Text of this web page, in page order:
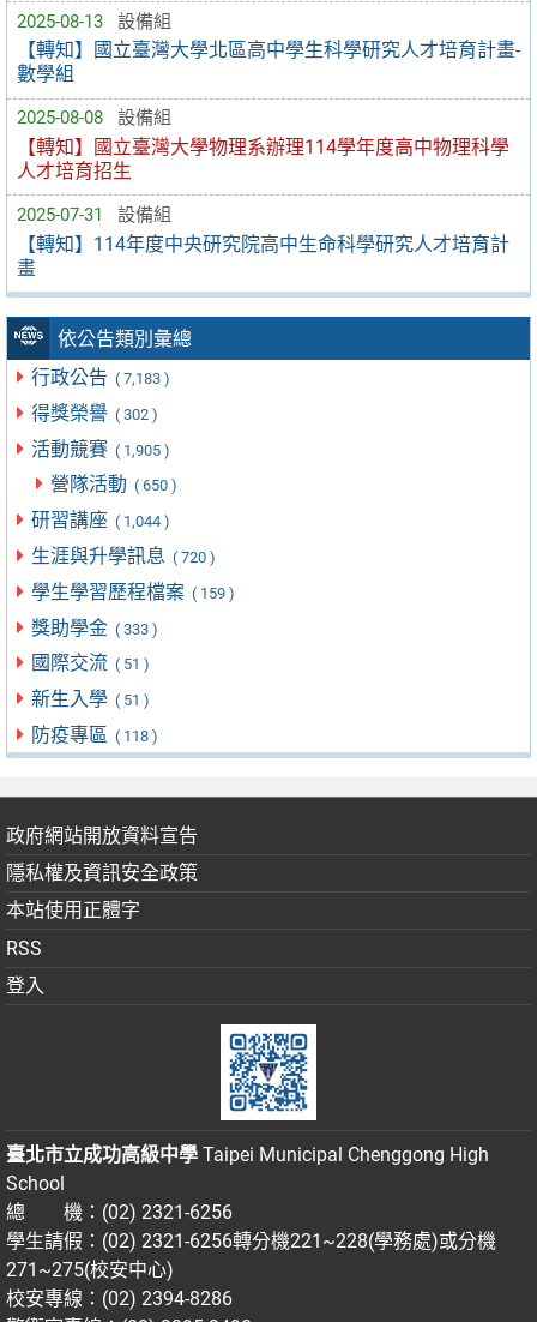
2025-08-13 設備組
【轉知】國立臺灣大學北區高中學生科學研究人才培育計畫-
數學組
2025-08-08 設備組
【轉知】國立臺灣大學物理系辦理114學年度高中物理科學
人才培育招生
2025-07-31 設備組
【轉知】114年度中央研究院高中生命科學研究人才培育計
畫
依公告類別彙總
行政公告 ( 7,183 )
得獎榮譽 ( 302 )
活動競賽 ( 1,905 )
營隊活動 ( 650 )
研習講座 ( 1,044 )
生涯與升學訊息 ( 720 )
學生學習歷程檔案 ( 159 )
獎助學金 ( 333 )
國際交流 ( 51 )
新生入學 ( 51 )
防疫專區 ( 118 )
政府網站開放資料宣告
隱私權及資訊安全政策
本站使用正體字
RSS
登入
臺北市立成功高級中學 Taipei Municipal Chenggong High
School
總 機：(02) 2321-6256
學生請假：(02) 2321-6256轉分機221~228(學務處)或分機
271~275(校安中心)
校安專線：(02) 2394-8286